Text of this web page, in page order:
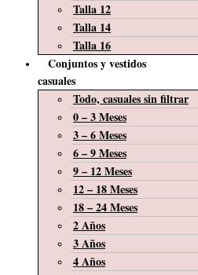
Talla 12
Talla 14
Talla 16
Conjuntos y vestidos
casuales
Todo, casuales sin filtrar
0 – 3 Meses
3 – 6 Meses
6 – 9 Meses
9 – 12 Meses
12 – 18 Meses
18 – 24 Meses
2 Años
3 Años
4 Años